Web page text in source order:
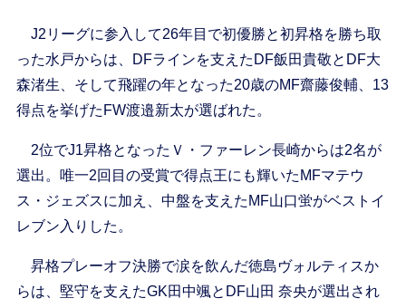
J2リーグに参入して26年目で初優勝と初昇格を勝ち取
った水戸からは、DFラインを支えたDF飯田貴敬とDF大
森渚生、そして飛躍の年となった20歳のMF齋藤俊輔、13
得点を挙げたFW渡邉新太が選ばれた。
2位でJ1昇格となったＶ・ファーレン長崎からは2名が
選出。唯一2回目の受賞で得点王にも輝いたMFマテウ
ス・ジェズスに加え、中盤を支えたMF山口蛍がベストイ
レブン入りした。
昇格プレーオフ決勝で涙を飲んだ徳島ヴォルティスか
らは、堅守を支えたGK田中颯とDF山田 奈央が選出され